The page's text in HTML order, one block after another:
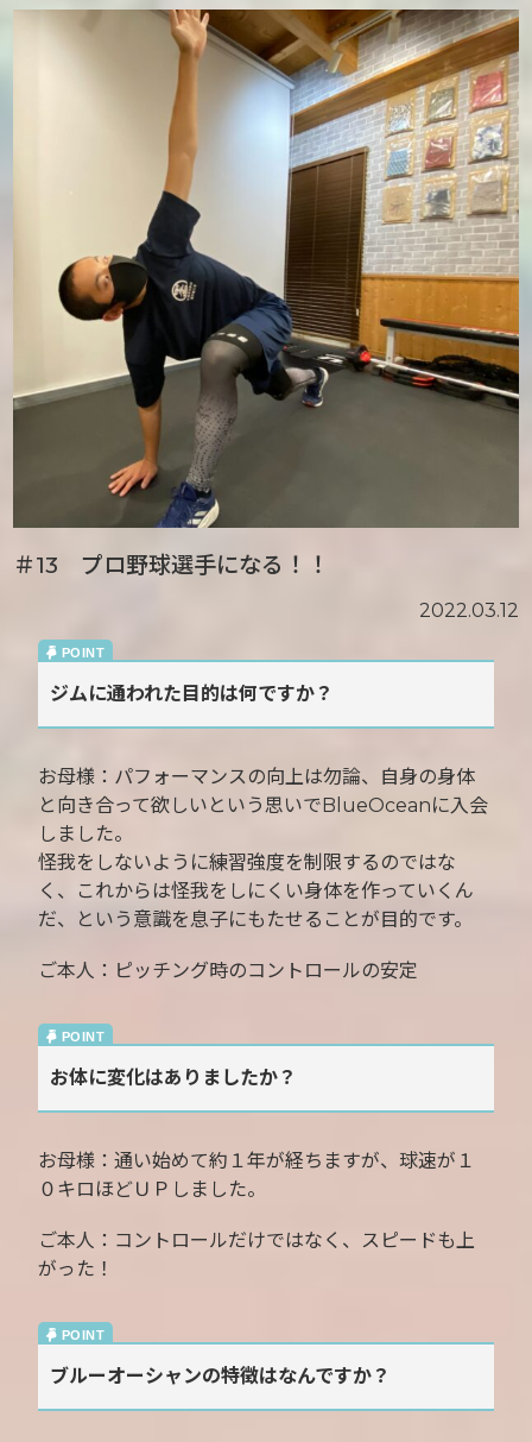
＃13 プロ野球選手になる！！
2022.03.12
ジムに通われた目的は何ですか？
お母様：パフォーマンスの向上は勿論、自身の身体
と向き合って欲しいという思いでBlueOceanに入会
しました。
怪我をしないように練習強度を制限するのではな
く、これからは怪我をしにくい身体を作っていくん
だ、という意識を息子にもたせることが目的です。
ご本人：ピッチング時のコントロールの安定
お体に変化はありましたか？
お母様：通い始めて約１年が経ちますが、球速が１
０キロほどＵＰしました。
ご本人：コントロールだけではなく、スピードも上
がった！
ブルーオーシャンの特徴はなんですか？